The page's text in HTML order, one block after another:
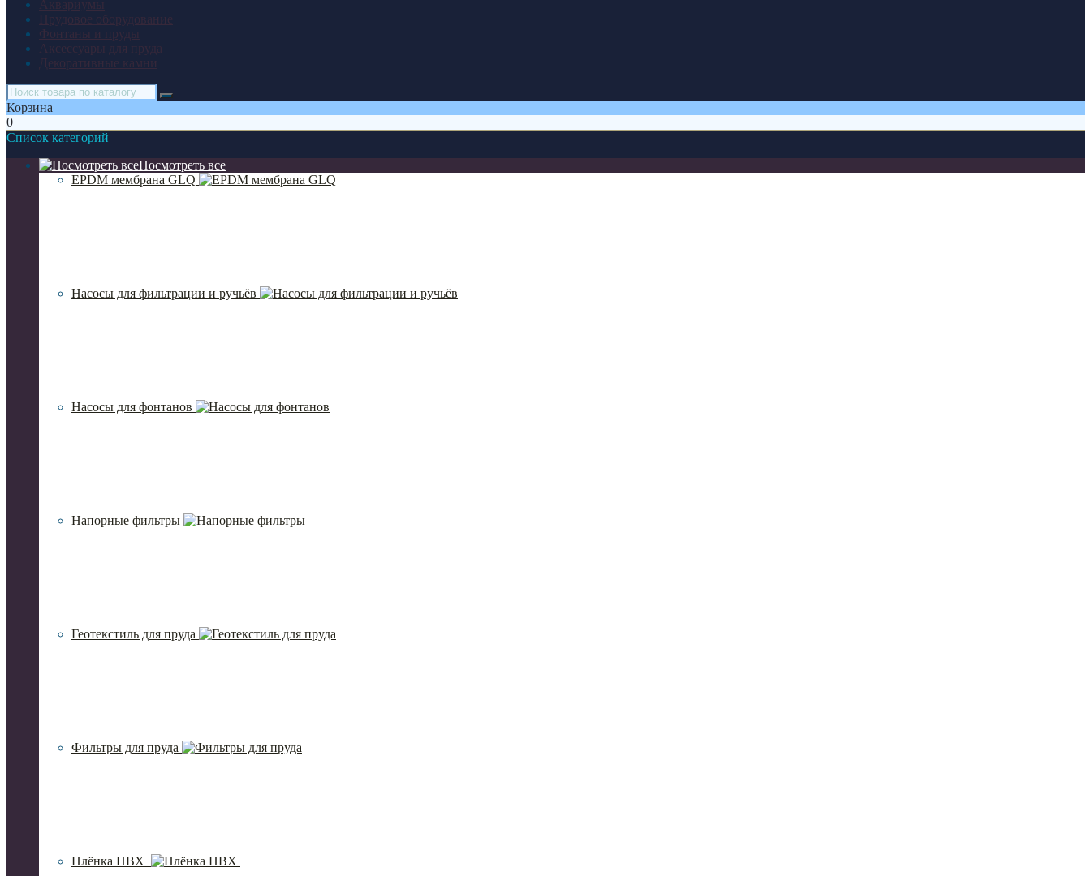
Аквариумы
Прудовое оборудование
Фонтаны и пруды
Аксессуары для пруда
Декоративные камни
Корзина
0
Список категорий
Посмотреть все
EPDM мембрана GLQ
Насосы для фильтрации и ручьёв
Насосы для фонтанов
Напорные фильтры
Геотекстиль для пруда
Фильтры для пруда
Плёнка ПВХ